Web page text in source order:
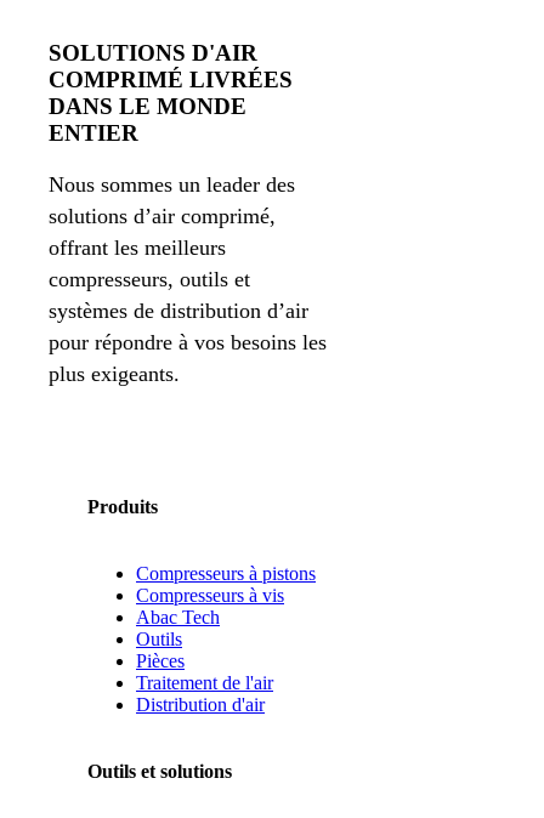
SOLUTIONS D'AIR
COMPRIMÉ LIVRÉES
DANS LE MONDE
ENTIER
Nous sommes un leader des
solutions d’air comprimé,
offrant les meilleurs
compresseurs, outils et
systèmes de distribution d’air
pour répondre à vos besoins les
plus exigeants.
Produits
Compresseurs à pistons
Compresseurs à vis
Abac Tech
Outils
Pièces
Traitement de l'air
Distribution d'air
Outils et solutions